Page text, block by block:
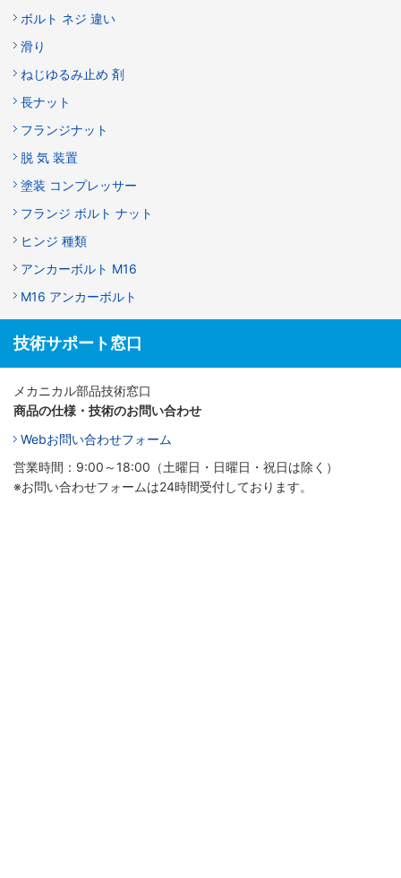
ボルト ネジ 違い
滑り
ねじゆるみ止め 剤
長ナット
フランジナット
脱 気 装置
塗装 コンプレッサー
フランジ ボルト ナット
ヒンジ 種類
アンカーボルト M16
M16 アンカーボルト
技術サポート窓口
メカニカル部品技術窓口
商品の仕様・技術のお問い合わせ
Webお問い合わせフォーム
営業時間：9:00～18:00（土曜日・日曜日・祝日は除く）
※お問い合わせフォームは24時間受付しております。